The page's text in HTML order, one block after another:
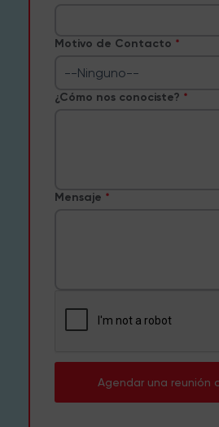
Motivo de Contacto
--Ninguno--
¿Cómo nos conociste?
Mensaje
Agendar una reunión